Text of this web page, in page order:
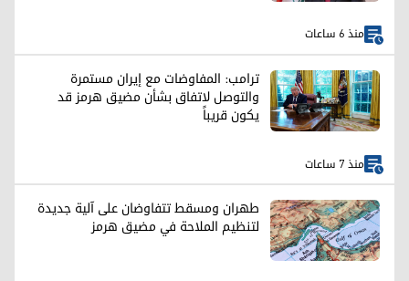
منذ 6 ساعات
ترامب: المفاوضات مع إيران مستمرة
والتوصل لاتفاق بشأن مضيق هرمز قد
يكون قريباً
منذ 7 ساعات
طهران ومسقط تتفاوضان على آلية جديدة
لتنظيم الملاحة في مضيق هرمز